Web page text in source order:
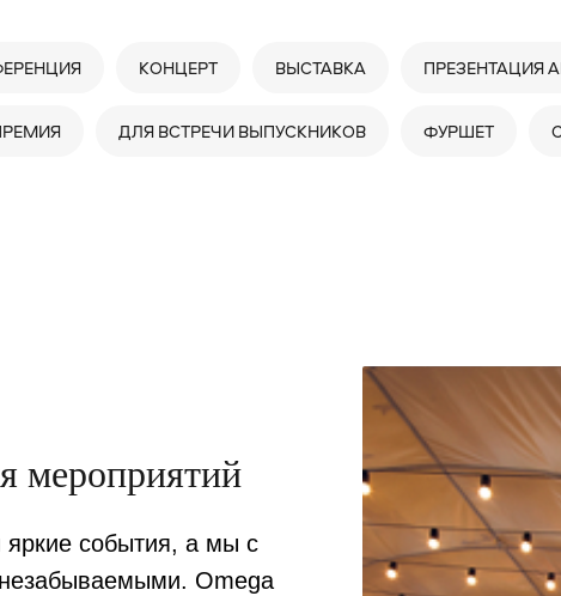
КОНЦЕРТ ВЫСТАВКА ПРЕЗЕНТАЦИЯ
ДЛЯ ВСТРЕЧИ ВЫПУСКНИКОВ ФУРШЕТ
мероприятий
события, а мы с
Omega